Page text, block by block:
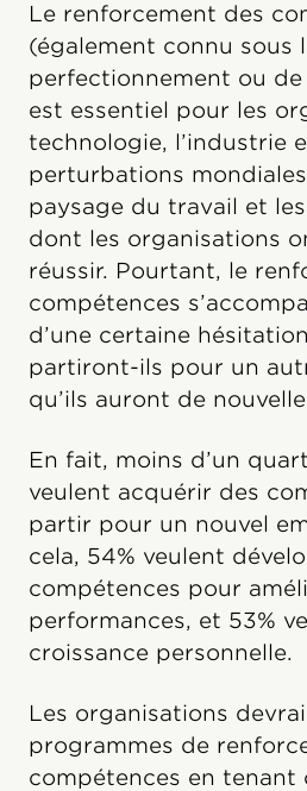
Le renforcement des
(également connu sous
perfectionnement ou
est essentiel pour les
technologie, l’industrie
perturbations
paysage du travail et
dont les organisations
réussir. Pourtant, le
compétences
d’une certaine
partiront-ils pour un
qu’ils auront de
En fait, moins d’un
veulent acquérir des
partir pour un nouvel
cela, 54% veulent
compétences pour
performances, et 53%
croissance personnelle.
Les organisations
programmes de
compétences en tenant